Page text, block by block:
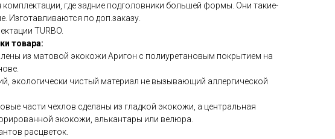
где задние подголовники большей формы. Они такие-
Изготавливаются по доп.заказу.
TURBO.
товара:
из матовой экокожи Аригон с полиуретановым покрытием на
экологически чистый материал не вызывающий аллергической
части чехлов сделаны из гладкой экокожи, а центральная
экокожи, алькантары или велюра.
расцветок.